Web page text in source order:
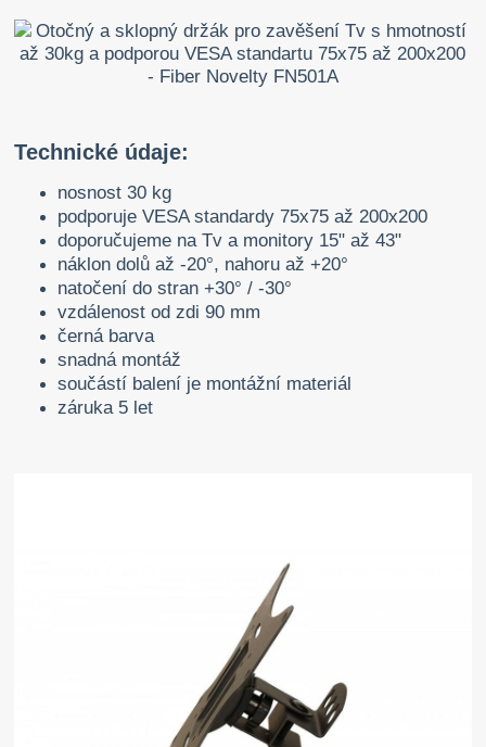
Technické údaje:
nosnost 30 kg
podporuje VESA standardy 75x75 až 200x200
doporučujeme na Tv a monitory 15" až 43"
náklon dolů až -20°, nahoru až +20°
natočení do stran +30° / -30°
vzdálenost od zdi 90 mm
černá barva
snadná montáž
součástí balení je montážní materiál
záruka 5 let